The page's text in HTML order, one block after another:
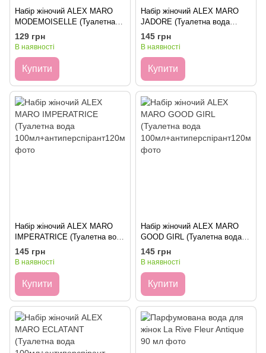
Набір жіночий ALEX MARO
MODEMOISELLE (Туалетна
вода
100мл+антиперспірант120мл)
129 грн
В наявності
Купити
Набір жіночий ALEX MARO
JADORE (Туалетна вода
100мл+антиперспірант120мл)
145 грн
В наявності
Купити
Набір жіночий ALEX MARO
IMPERATRICE (Туалетна вода
100мл+антиперспірант120мл)
145 грн
В наявності
Купити
Набір жіночий ALEX MARO
GOOD GIRL (Туалетна вода
100мл+антиперспірант120мл)
145 грн
В наявності
Купити